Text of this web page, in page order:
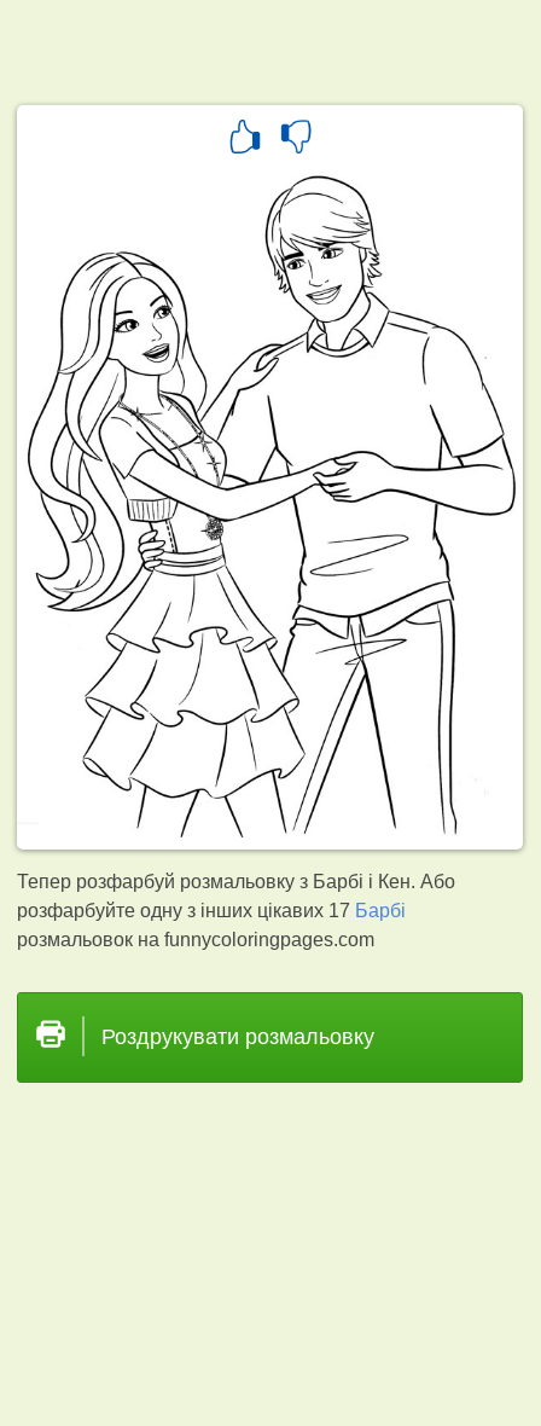
Тепер розфарбуй розмальовку з Барбі і Кен. Або
розфарбуйте одну з інших цікавих 17 Барбі
розмальовок на funnycoloringpages.com
Роздрукувати розмальовку